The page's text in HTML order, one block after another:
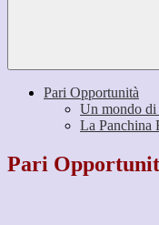
Pari Opportunità
Un mondo di
La Panchina
Pari